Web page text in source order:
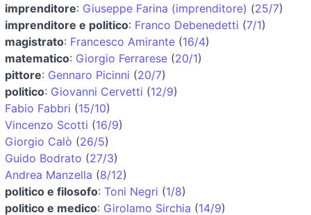
imprenditore: Giuseppe Farina (imprenditore) (25/7)
imprenditore e politico: Franco Debenedetti (7/1)
magistrato: Francesco Amirante (16/4)
matematico: Giorgio Ferrarese (20/1)
pittore: Gennaro Picinni (20/7)
politico: Giovanni Cervetti (12/9)
Fabio Fabbri (15/10)
Vincenzo Scotti (16/9)
Giorgio Calò (26/5)
Guido Bodrato (27/3)
Andrea Manzella (8/12)
politico e filosofo: Toni Negri (1/8)
politico e medico: Girolamo Sirchia (14/9)